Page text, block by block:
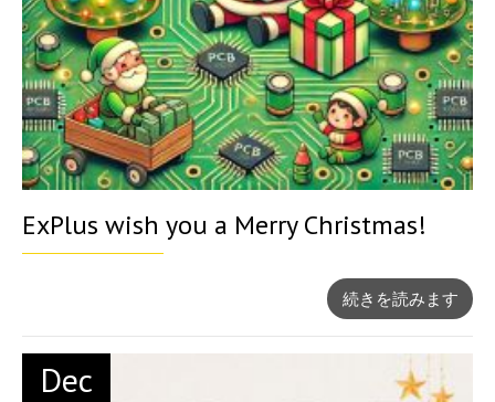
ExPlus wish you a Merry Christmas!
続きを読みます
Dec